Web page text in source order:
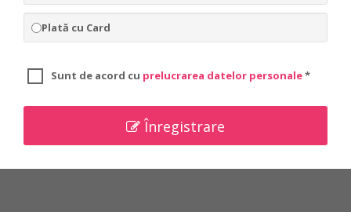
Plată cu Card
Sunt de acord cu prelucrarea datelor personale*
Înregistrare